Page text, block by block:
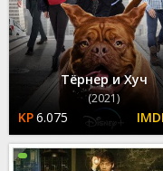
Тёрнер и Хуч
(2021)
6.075